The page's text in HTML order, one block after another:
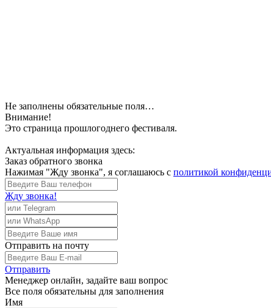
Не заполнены обязательные поля…
Внимание!
Это страница прошлогоднего фестиваля.
Актуальная информация здесь:
Заказ обратного звонка
Нажимая "Жду звонка", я соглашаюсь с политикой
Жду звонка!
Отправить на почту
Отправить
Менеджер онлайн, задайте ваш вопрос
Все поля обязательны для заполнения
Имя